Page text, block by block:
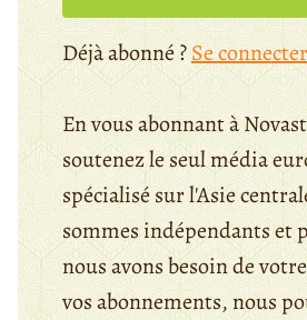
Déjà abonné ?Se connecter
En vous abonnant à
soutenez le seul média
spécialisé sur l'Asie
sommes indépendants et
nous avons besoin de
vos abonnements, nous